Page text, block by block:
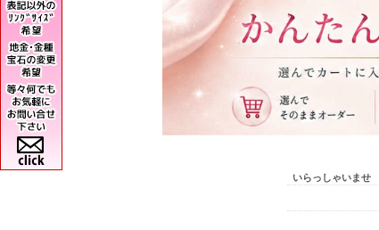
いらっしゃいませ